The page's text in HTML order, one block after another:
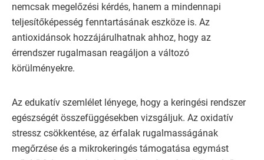
nemcsak megelőzési kérdés, hanem a mindennapi
teljesítőképesség fenntartásának eszköze is. Az
antioxidánsok hozzájárulhatnak ahhoz, hogy az
érrendszer rugalmasan reagáljon a változó
körülményekre.
Az edukatív szemlélet lényege, hogy a keringési rendszer
egészségét összefüggésekben vizsgáljuk. Az oxidatív
stressz csökkentése, az érfalak rugalmasságának
megőrzése és a mikrokeringés támogatása egymást